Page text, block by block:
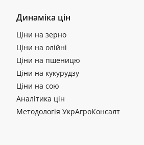
Динаміка цін
Ціни на зерно
Ціни на олійні
Ціни на пшеницю
Ціни на кукурудзу
Ціни на сою
Аналітика цін
Методологія УкрАгроКонсалт